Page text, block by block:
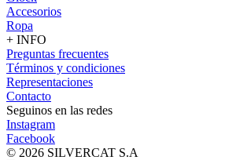
Accesorios
Ropa
+ INFO
Preguntas frecuentes
Términos y condiciones
Representaciones
Contacto
Seguinos en las redes
Instagram
Facebook
© 2026 SILVERCAT S.A